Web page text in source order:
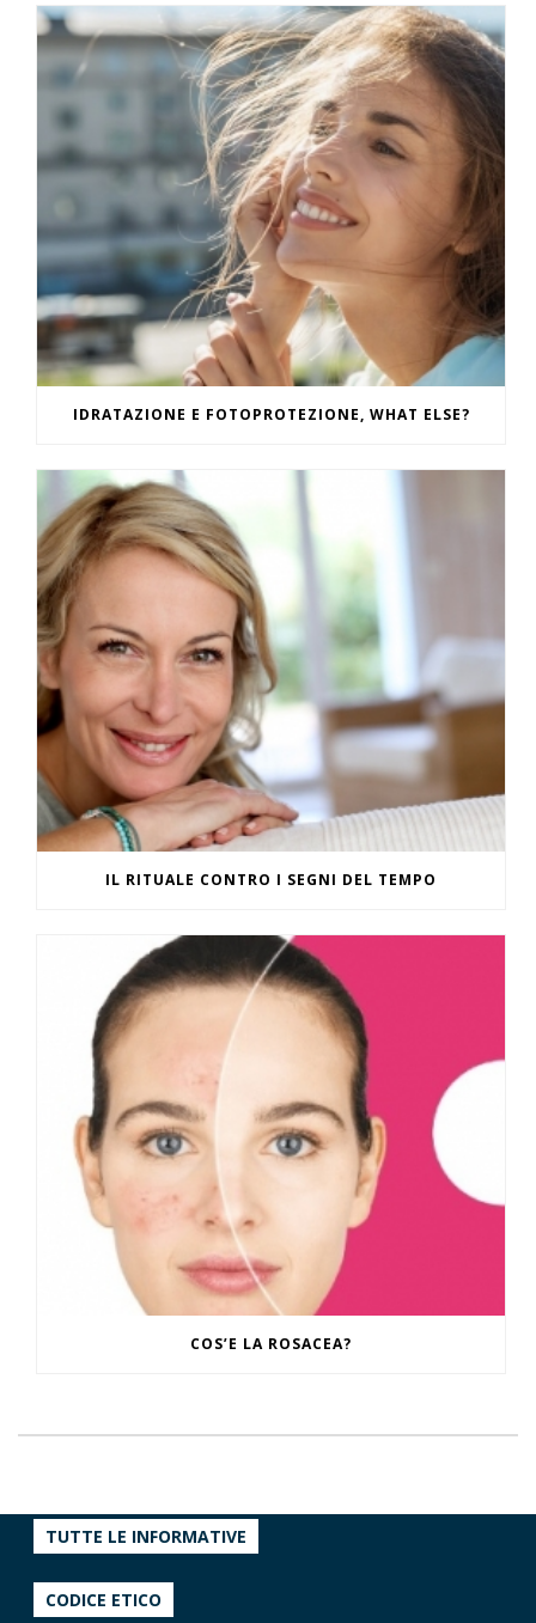
IDRATAZIONE E FOTOPROTEZIONE, WHAT ELSE?
IL RITUALE CONTRO I SEGNI DEL TEMPO
COS’E LA ROSACEA?
TUTTE LE INFORMATIVE
CODICE ETICO